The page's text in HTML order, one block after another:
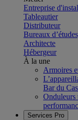
Entreprise
Tableautier
Distributeur
Bureaux
Architecte
Hébergeur
À la une
Armoires
Bar du
Onduleurs
Services Pro